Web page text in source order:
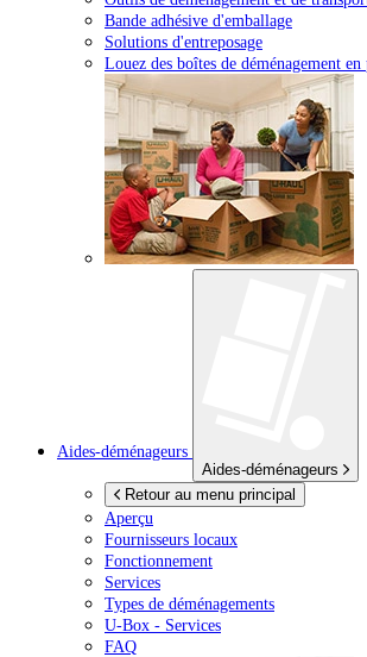
Bande adhésive d'emballage
Solutions d'entreposage
Louez des boîtes de déménagement en
Aides-déménageurs
Aides-déménageurs
Retour au menu principal
Aperçu
Fournisseurs locaux
Fonctionnement
Services
Types de déménagements
U-Box - Services
FAQ